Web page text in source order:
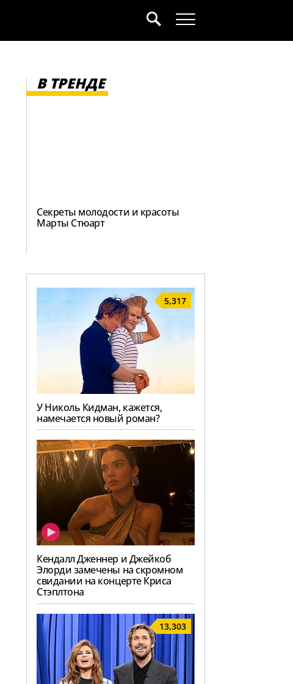
В ТРЕНДЕ
Секреты молодости и красоты
Марты Стюарт
5,317
У Николь Кидман, кажется,
намечается новый роман?
Кендалл Дженнер и Джейкоб
Элорди замечены на скромном
свидании на концерте Криса
Стэплтона
13,303